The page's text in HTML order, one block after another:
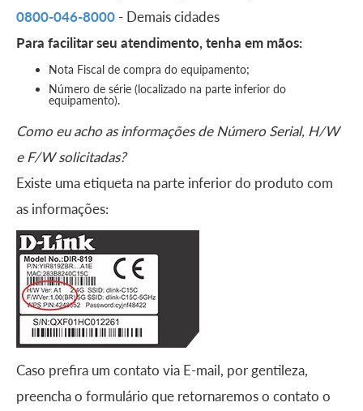
0800-046-8000 - Demais cidades
Para facilitar seu atendimento, tenha em mãos:
Nota Fiscal de compra do equipamento;
Número de série (localizado na parte inferior do
equipamento).
Como eu acho as informações de Número Serial, H/W
e F/W solicitadas?
Existe uma etiqueta na parte inferior do produto com
as informações:
Caso prefira um contato via E-mail, por gentileza,
preencha o formulário que retornaremos o contato o